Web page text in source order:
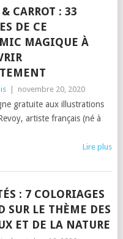
& CARROT : 33
DE CE
MAGIQUE À
novembre 20, 2020
gratuite aux illustrations
artiste français (né à
Lire plus
: 7 COLORIAGES
SUR LE THÈME DES
ET DE LA NATURE